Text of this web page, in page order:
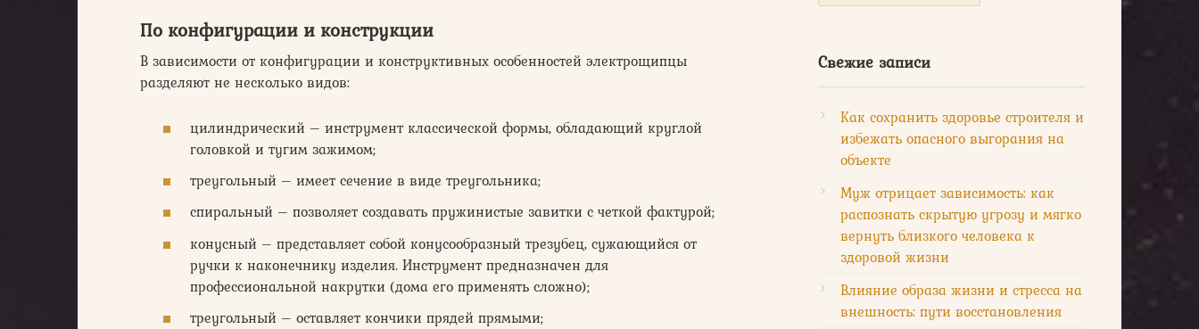
По конфигурации и конструкции
В зависимости от конфигурации и конструктивных особенностей электрощипцы
разделяют не несколько видов:
цилиндрический – инструмент классической формы, обладающий круглой
головкой и тугим зажимом;
треугольный – имеет сечение в виде треугольника;
спиральный – позволяет создавать пружинистые завитки с четкой фактурой;
конусный – представляет собой конусообразный трезубец, сужающийся от
ручки к наконечнику изделия. Инструмент предназначен для
профессиональной накрутки (дома его применять сложно);
треугольный – оставляет кончики прядей прямыми;
Свежие записи
Как сохранить здоровье строителя и
избежать опасного выгорания на
объекте
Муж отрицает зависимость: как
распознать скрытую угрозу и мягко
вернуть близкого человека к
здоровой жизни
Влияние образа жизни и стресса на
внешность: пути восстановления